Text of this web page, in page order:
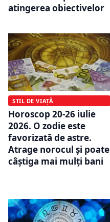
atingerea obiectivelor
STIL DE VIAȚĂ
Horoscop 20-26 iulie
2026. O zodie este
favorizată de astre.
Atrage norocul și poate
câștiga mai mulți bani